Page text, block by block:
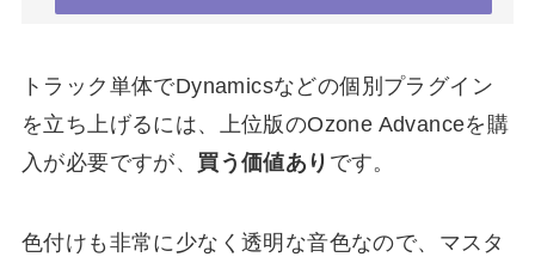
トラック単体でDynamicsなどの個別プラグイン
を立ち上げるには、上位版のOzone Advanceを購
入が必要ですが、 買う価値あり です。
色付けも非常に少なく透明な音色なので、マスタ